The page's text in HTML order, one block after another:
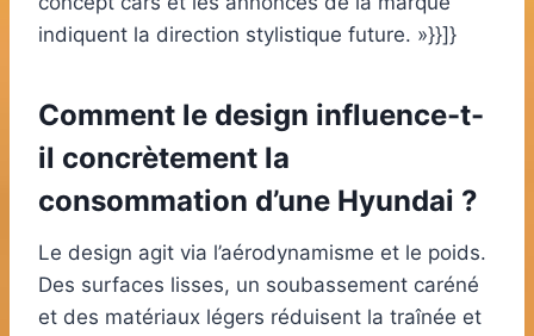
indiquent la direction stylistique future. »}}]}
Comment le design influence-t-
il concrètement la
consommation d’une Hyundai ?
Le design agit via l’aérodynamisme et le poids.
Des surfaces lisses, un soubassement caréné
et des matériaux légers réduisent la traînée et